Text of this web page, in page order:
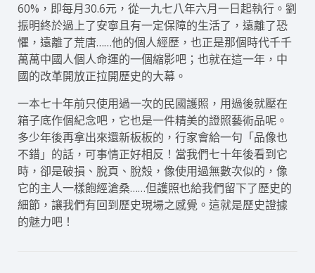
60%，即每月30.6元，從一九七八年六月一日起執行。劉
振明終於過上了安寧且有一定保障的生活了，遠離了恐
懼，遠離了荒唐……他的個人經歷，也正是那個時代千千
萬萬中國人個人命運的一個縮影吧；也就在這一年，中
國的改革開放正拉開歷史的大幕。
一本七十年前只使用過一次的民國護照，用過後就壓在
箱子底作個紀念吧，它也是一件精美的證照藝術品呢。
多少年後再拿出來還新板板的，行家會給一句「品像也
不錯」的話，可事情正好相反！當我們七十年後看到它
時，卻是破損、脫頁、脫殼，像使用過無數次似的，像
它的主人一樣飽經滄桑……但護照也給我們留下了歷史的
細節，讓我們有回到歷史現場之感覺。這就是歷史證據
的魅力吧！